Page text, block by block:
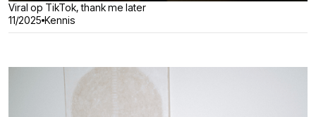
Viral op TikTok, thank me later
11/2025 Kennis